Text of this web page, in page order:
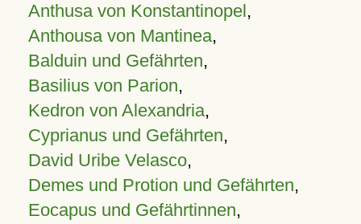
Anthusa von Konstantinopel,
Anthousa von Mantinea,
Balduin und Gefährten,
Basilius von Parion,
Kedron von Alexandria,
Cyprianus und Gefährten,
David Uribe Velasco,
Demes und Protion und Gefährten,
Eocapus und Gefährtinnen,